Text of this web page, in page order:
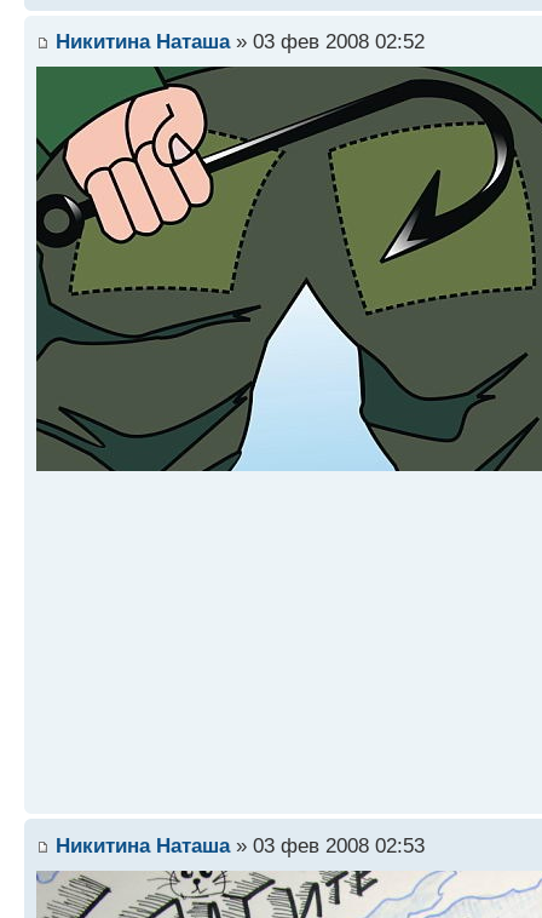
Никитина Наташа» 03 фев 2008 02:52
Никитина Наташа» 03 фев 2008 02:53